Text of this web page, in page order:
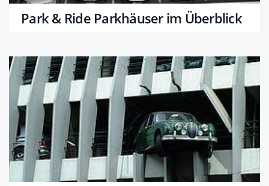
Park & Ride Parkhäuser im Überblick